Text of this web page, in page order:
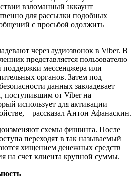
взломанный аккаунт
для рассылки подобных
с просьбой одолжить
через аудиозвонок в Viber. В
представляется пользователю
поддержки мессенджера или
органов. Затем под
данных завладевает
поступившим от Viber на
использует для активации
– рассказал Антон Афанаскин.
схемы фишинга. После
переходят в так называемый
хищением денежных средств
на счет клиента крупной суммы.